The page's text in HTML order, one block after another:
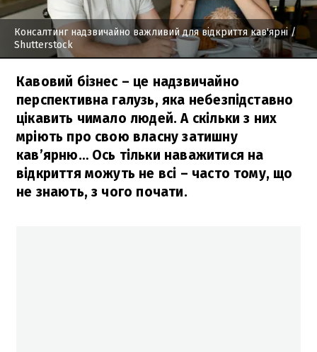
Консалтинг надзвичайно важливий для відкриття кав'ярні/
Shutterstock
Кавовий бізнес – це надзвичайно
перспективна галузь, яка небезпідставно
цікавить чимало людей. А скільки з них
мріють про свою власну затишну
кав’ярню… Ось тільки наважитися на
відкриття можуть не всі – часто тому, що
не знають, з чого почати.